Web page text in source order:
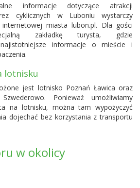
informacje dotyczące atrakcji
cyklicznych w Luboniu wystarczy
miasta lubon.pl. Dla gości
zakładkę turysta, gdzie
informacje o mieście i
lotnisku
jest lotnisko Poznań Ławica oraz
. Ponieważ umożliwiamy
na lotnisku, można tam wypożyczyć
dojechać bez korzystania z transportu
w okolicy